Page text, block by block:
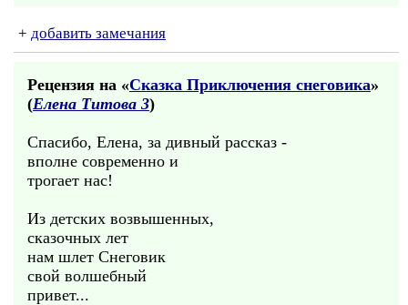
+ добавить замечания
Рецензия на «Сказка Приключения снеговика»
(Елена Титова 3)
Спасибо, Елена, за дивный рассказ -
вполне современно и
трогает нас!
Из детских возвышенных,
сказочных лет
нам шлет Снеговик
свой волшебный
привет...